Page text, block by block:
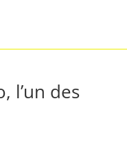
l’un des